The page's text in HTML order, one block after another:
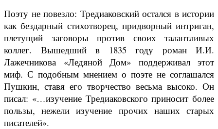
Поэту не повезло: Тредиаковский остался в истории
как бездарный стихотворец, придворный интриган,
плетущий заговоры против своих талантливых
коллег. Вышедший в 1835 году роман И.И.
Лажечникова «Ледяной Дом» поддерживал этот
миф. С подобным мнением о поэте не соглашался
Пушкин, ставя его творчество весьма высоко. Он
писал: «…изучение Тредиаковского приносит более
пользы, нежели изучение прочих наших старых
писателей».